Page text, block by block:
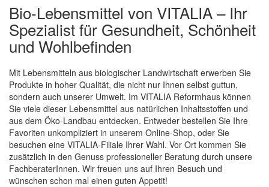
Bio-Lebensmittel von VITALIA – Ihr
Spezialist für Gesundheit, Schönheit
und Wohlbefinden
Mit Lebensmitteln aus biologischer Landwirtschaft erwerben Sie
Produkte in hoher Qualität, die nicht nur Ihnen selbst guttun,
sondern auch unserer Umwelt. Im VITALIA Reformhaus können
Sie viele dieser Lebensmittel aus natürlichen Inhaltsstoffen und
aus dem Öko-Landbau entdecken. Entweder bestellen Sie Ihre
Favoriten unkompliziert in unserem Online-Shop, oder Sie
besuchen eine VITALIA-Filiale Ihrer Wahl. Vor Ort kommen Sie
zusätzlich in den Genuss professioneller Beratung durch unsere
FachberaterInnen. Wir freuen uns auf Ihren Besuch und
wünschen schon mal einen guten Appetit!